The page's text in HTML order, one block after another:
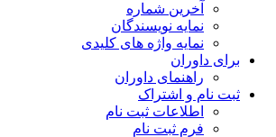
آخرین شماره
نمایه نویسندگان
نمایه واژه های کلیدی
برای داوران
راهنمای داوران
ثبت نام و اشتراک
اطلاعات ثبت نام
فرم ثبت نام